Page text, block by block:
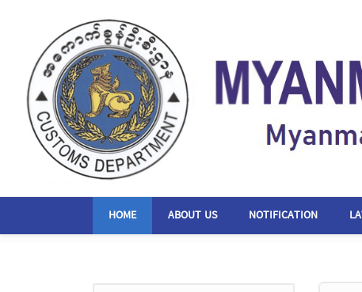
HOME ABOUT US NOTIFICATION